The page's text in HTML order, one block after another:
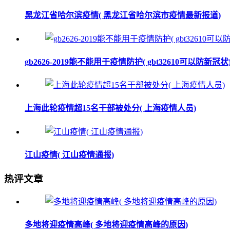
黑龙江省哈尔滨疫情( 黑龙江省哈尔滨市疫情最新报道)
gb2626-2019能不能用于疫情防护( gbt32610可以防新冠状
上海此轮疫情超15名干部被处分( 上海疫情人员)
江山疫情( 江山疫情通报)
热评文章
多地将迎疫情高峰( 多地将迎疫情高峰的原因)